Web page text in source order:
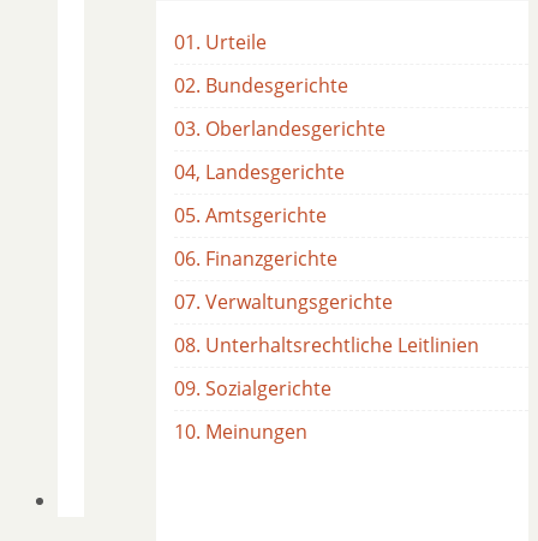
01. Urteile
02. Bundesgerichte
03. Oberlandesgerichte
04, Landesgerichte
05. Amtsgerichte
06. Finanzgerichte
07. Verwaltungsgerichte
08. Unterhaltsrechtliche Leitlinien
09. Sozialgerichte
10. Meinungen